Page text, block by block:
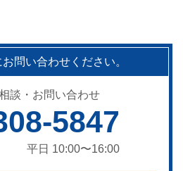
問い合わせください。
談・お問い合わせ
5847
平日 10:00〜16:00